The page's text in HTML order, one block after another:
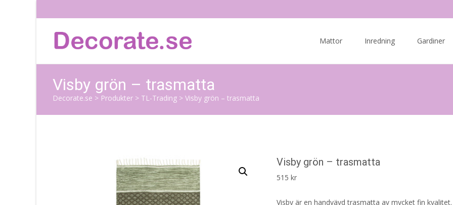
Mattor Inredning Gardiner
Visby grön – trasmatta
Decorate.se > Produkter > TL-Trading > Visby grön – trasmatta
Visby grön – trasmatta
515kr
Visby är en handvävd trasmatta av mycket fin